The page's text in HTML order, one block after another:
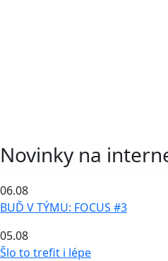
Novinky na
06.08
BUĎ V TÝMU: FOCUS #3
05.08
Šlo to trefit i lépe